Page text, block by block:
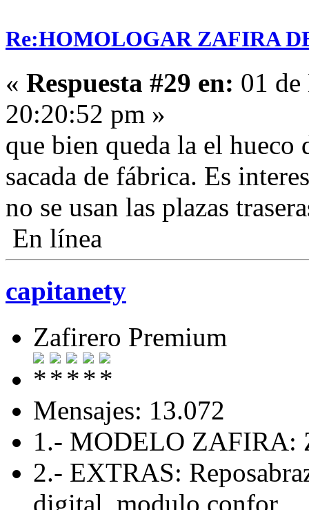
Re:HOMOLOGAR ZAFIRA
« Respuesta #29 en: 01
20:20:52 pm »
que bien queda la el hueco
sacada de fábrica. Es
no se usan las plazas
En línea
capitanety
Zafirero Premium
Mensajes: 13.072
1.- MODELO ZAFIRA:
2.- EXTRAS:
digital, modulo confor,